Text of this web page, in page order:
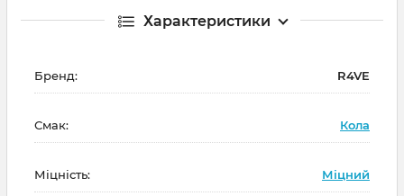
Характеристики
Бренд: R4VE
Смак: Кола
Міцність: Міцний